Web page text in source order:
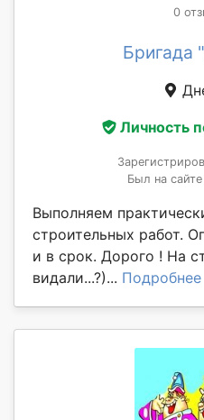
0
Бригада
Личность
Был на
Выполняем
строительных работ.
и в срок. Дорого ! На
видали...?)... Подробнее